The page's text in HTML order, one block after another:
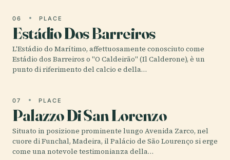
06 PLACE
Estádio Dos Barreiros
L'Estádio do Marítimo, affettuosamente conosciuto come
Estádio dos Barreiros o "O Caldeirão" (Il Calderone), è un
punto di riferimento del calcio e della…
07 PLACE
Palazzo Di San Lorenzo
Situato in posizione prominente lungo Avenida Zarco, nel
cuore di Funchal, Madeira, il Palácio de São Lourenço si erge
come una notevole testimonianza della…